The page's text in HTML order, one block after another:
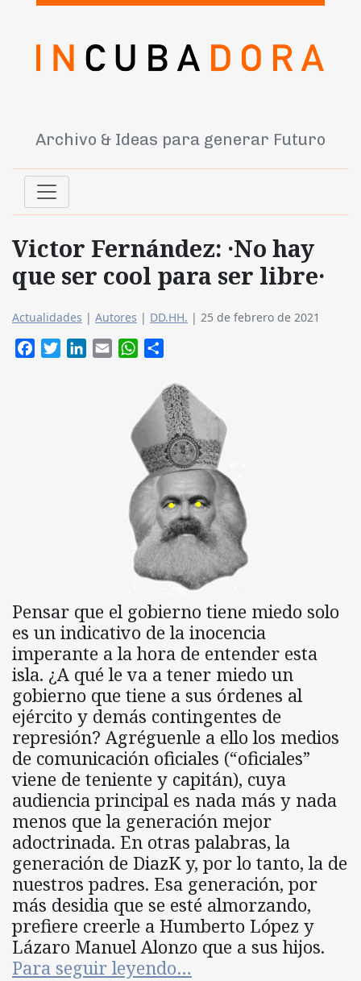
Archivo & Ideas para generar Futuro
Victor Fernández: ·No hay
que ser cool para ser libre·
Actualidades | Autores | DD.HH. | 25 de febrero de 2021
FacebookTwitterLinkedIn
Email WhatsApp
Pensar que el gobierno tiene miedo solo
es un indicativo de la inocencia
imperante a la hora de entender esta
isla. ¿A qué le va a tener miedo un
gobierno que tiene a sus órdenes al
ejército y demás contingentes de
represión? Agréguenle a ello los medios
de comunicación oficiales (“oficiales”
viene de teniente y capitán), cuya
audiencia principal es nada más y nada
menos que la generación mejor
adoctrinada. En otras palabras, la
generación de DiazK y, por lo tanto, la de
nuestros padres. Esa generación, por
más desidia que se esté almorzando,
prefiere creerle a Humberto López y
Lázaro Manuel Alonzo que a sus hijos.
Para seguir leyendo…